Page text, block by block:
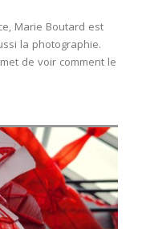
Marie Boutard est
la photographie.
de voir comment le